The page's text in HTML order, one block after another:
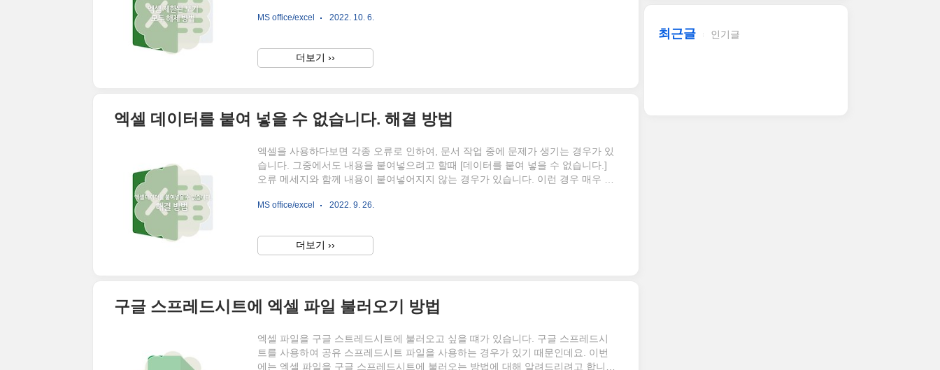
경우도 있는데요. 이런 경우 엑셀 제한된 보기를 아예 나타나지 않게 설정해주시면
다. ▲ 위와 같이 다운로드된 엑셀파일을 열면, 제한된 보기창이 나타나며, 편집 사
용을 클릭해야 파일 편집이 가능합니다. ▲ 우선 엑셀 좌측 상단에 있는 [파일]을 클
MS office/excel 2022. 10. 6.
더보기 ››
엑셀 데이터를 붙여 넣을 수 없습니다. 해결 방법
엑셀을 사용하다보면 각종 오류로 인하여, 문서 작업 중에 문제가 생기는 경우가 있
습니다. 그중에서도 내용을 붙여넣으려고 할때 [데이터를 붙여 넣을 수 없습니다.]
오류 메세지와 함께 내용이 붙여넣어지지 않는 경우가 있습니다. 이런 경우 매우 간
해결 방법에 대해 알려드리려고 합니다. ▲ [Ctrl + V] 단축키를 사용하여 엑셀에 내
와 함께 내용이 붙여넣어지지 않는 경우 입니다. ▲ 이런 경우 엑셀에 내용을 붙여넣
을 셀에 [마우스 우 클릭 - 붙여넣기 옵션 (주변서식에 맞추기)]를 클릭합니다. 그럼
MS office/excel 2022. 9. 26.
더보기 ››
구글 스프레드시트에 엑셀 파일 불러오기 방법
엑셀 파일을 구글 스트레드시트에 불러오고 싶을 떄가 있습니다. 구글 스프레드시
트를 사용하여 공유 스프레드시트 파일을 사용하는 경우가 있기 때문인데요. 이번
에는 엑셀 파일을 구글 스프레드시트에 불러오는 방법에 대해 알려드리려고 합니
최근글 인기글